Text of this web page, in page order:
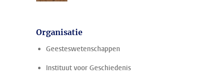
Organisatie
Geesteswetenschappen
Instituut voor Geschiedenis